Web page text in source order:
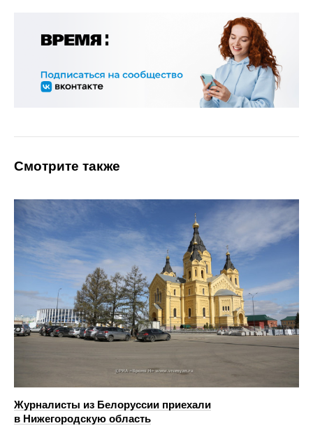
Смотрите также
Журналисты из Белоруссии приехали
в Нижегородскую область